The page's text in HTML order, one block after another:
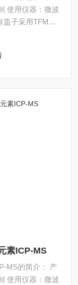
均为TFM材质，
子（不包括外
素ICP-MS
的简介： 产